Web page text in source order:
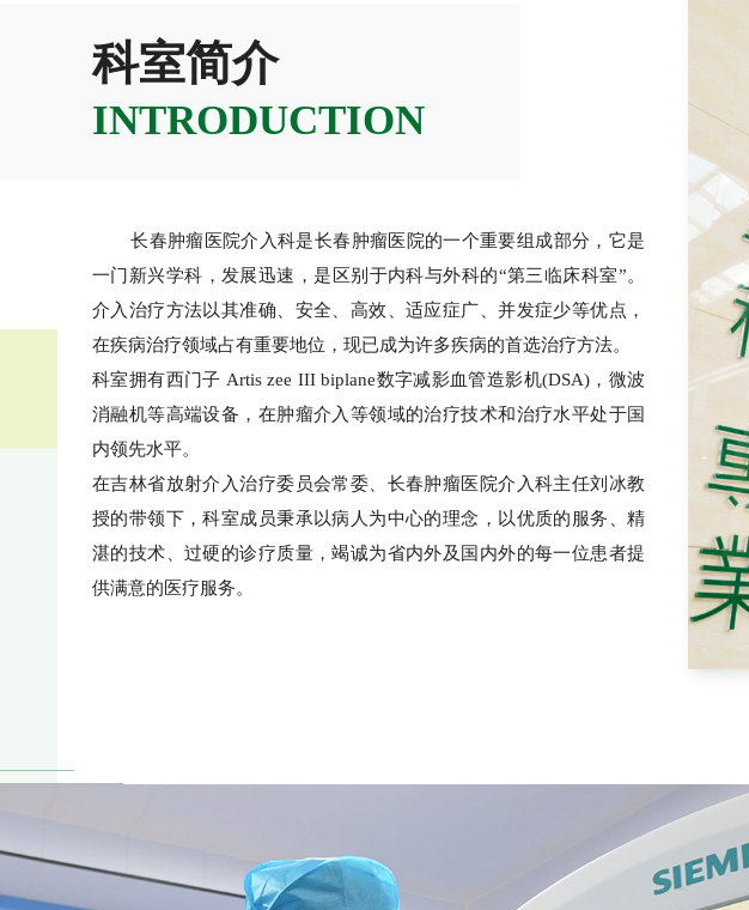
科室简介
INTRODUCTION
长春肿瘤医院介入科是长春肿瘤医院的一个重要组成部分，它是
一门新兴学科，发展迅速，是区别于内科与外科的“第三临床科室”。
介入治疗方法以其准确、安全、高效、适应症广、并发症少等优点，
在疾病治疗领域占有重要地位，现已成为许多疾病的首选治疗方法。
科室拥有西门子 Artis zee III biplane数字减影血管造影机(DSA)，微波
消融机等高端设备，在肿瘤介入等领域的治疗技术和治疗水平处于国
内领先水平。
在吉林省放射介入治疗委员会常委、长春肿瘤医院介入科主任刘冰教
授的带领下，科室成员秉承以病人为中心的理念，以优质的服务、精
湛的技术、过硬的诊疗质量，竭诚为省内外及国内外的每一位患者提
供满意的医疗服务。